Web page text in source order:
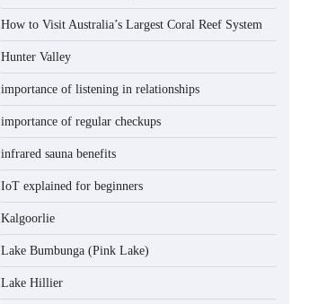
How to Visit Australia’s Largest Coral Reef System
Hunter Valley
importance of listening in relationships
importance of regular checkups
infrared sauna benefits
IoT explained for beginners
Kalgoorlie
Lake Bumbunga (Pink Lake)
Lake Hillier